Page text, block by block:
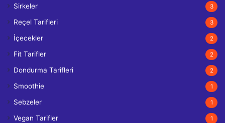
Sirkeler 3
Reçel Tarifleri 3
İçecekler 2
Fit Tarifler 2
Dondurma Tarifleri 2
Smoothie 1
Sebzeler 1
Vegan Tarifler 1